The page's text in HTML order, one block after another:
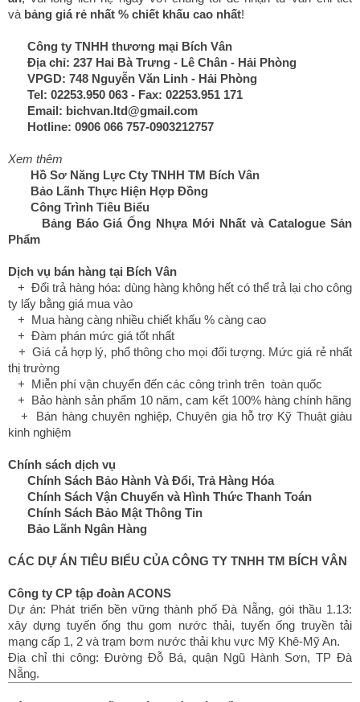
và bảng giá rẻ nhất % chiết khấu cao nhất!
Công ty TNHH thương mại Bích Vân
Địa chỉ: 237 Hai Bà Trưng - Lê Chân - Hải Phòng
VPGD: 748 Nguyễn Văn Linh - Hải Phòng
Tel: 02253.950 063 - Fax: 02253.951 171
Email: bichvan.ltd@gmail.com
Hotline: 0906 066 757-0903212757
Xem thêm
Hồ Sơ Năng Lực Cty TNHH TM Bích Vân
Bảo Lãnh Thực Hiện Hợp Đồng
Công Trình Tiêu Biểu
Bảng Báo Giá Ống Nhựa Mới Nhất và Catalogue Sản
Phẩm
Dịch vụ bán hàng tại Bích Vân
+ Đổi trả hàng hóa: dùng hàng không hết có thể trả lại cho công
ty lấy bằng giá mua vào
+ Mua hàng càng nhiều chiết khấu % càng cao
+ Đàm phán mức giá tốt nhất
+ Giá cả hợp lý, phổ thông cho mọi đối tượng. Mức giá rẻ nhất
thị trường
+ Miễn phí vận chuyển đến các công trình trên toàn quốc
+ Bảo hành sản phẩm 10 năm, cam kết 100% hàng chính hãng
+ Bán hàng chuyên nghiệp, Chuyên gia hỗ trợ Kỹ Thuật giàu
kinh nghiệm
Chính sách dịch vụ
Chính Sách Bảo Hành Và Đổi, Trả Hàng Hóa
Chính Sách Vận Chuyển và Hình Thức Thanh Toán
Chính Sách Bảo Mật Thông Tin
Bảo Lãnh Ngân Hàng
CÁC DỰ ÁN TIÊU BIỂU CỦA CÔNG TY TNHH TM BÍCH VÂN
Công ty CP tập đoàn ACONS
Dự án: Phát triển bền vững thành phố Đà Nẵng, gói thầu 1.13:
xây dựng tuyến ống thu gom nước thải, tuyến ống truyền tải
mạng cấp 1, 2 và trạm bơm nước thải khu vực Mỹ Khê-Mỹ An.
Địa chỉ thi công: Đường Đỗ Bá, quận Ngũ Hành Sơn, TP Đà
Nẵng.